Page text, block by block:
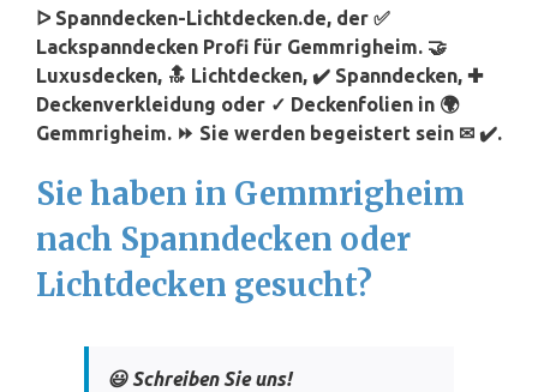
ᐅ Spanndecken-Lichtdecken.de, der ✅
Lackspanndecken Profi für Gemmrigheim. 🤝
Luxusdecken, 🔝 Lichtdecken, ✔️ Spanndecken, ✚
Deckenverkleidung oder ✓ Deckenfolien in 🌍
Gemmrigheim. ⏩ Sie werden begeistert sein ✉ ✔️.
Sie haben in Gemmrigheim
nach Spanndecken oder
Lichtdecken gesucht?
😃 Schreiben Sie uns!